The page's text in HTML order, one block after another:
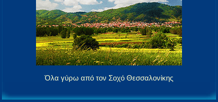
Όλα γύρω από τον Σοχό Θεσσαλονίκης